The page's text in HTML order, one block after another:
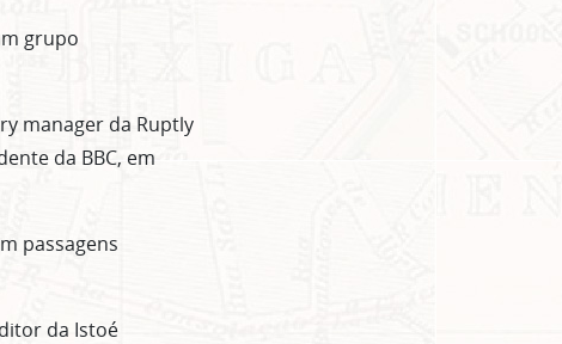
grupo
manager da Ruptly
da BBC, em
passagens
da Istoé